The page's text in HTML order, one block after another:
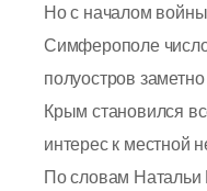
Но с началом
Симферополе
полуостров
Крым становился
интерес к местной
По словам Натальи